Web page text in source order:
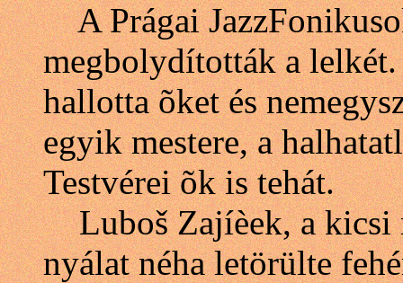
A Prágai
megbolydították a lelkét.
hallotta õket és
egyik mestere, a
Testvérei õk is tehát.
Luboš Zajíèek, a kicsi
nyálat néha letörülte